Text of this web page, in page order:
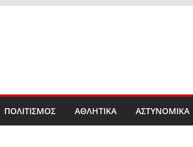
ΠΟΛΙΤΙΣΜΟΣ ΑΘΛΗΤΙΚΑ ΑΣΤΥΝΟΜΙΚΑ